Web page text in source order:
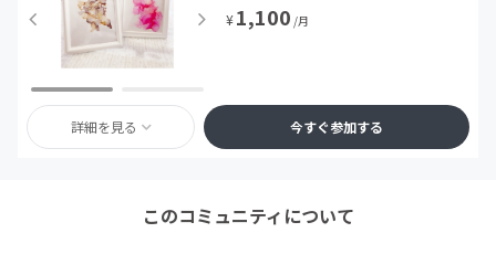
¥1,100 /月
詳細を見る 今すぐ参加する
このコミュニティについて